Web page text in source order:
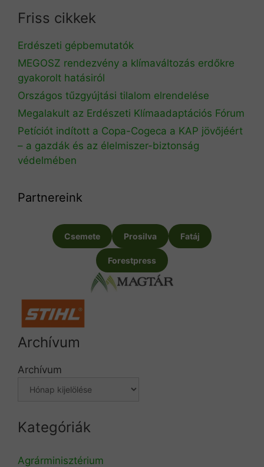
Friss cikkek
Erdészeti gépbemutatók
MEGOSZ rendezvény a klímaváltozás erdőkre
gyakorolt hatásiról
Országos tűzgyújtási tilalom elrendelése
Megalakult az Erdészeti Klímaadaptációs Fórum
Petíciót indított a Copa-Cogeca a KAP jövőjéért
– a gazdák és az élelmiszer-biztonság
védelmében
Partnereink
Csemete Prosilva Fatáj
Forestpress
Archívum
Archívum
Kategóriák
Agrárminisztérium